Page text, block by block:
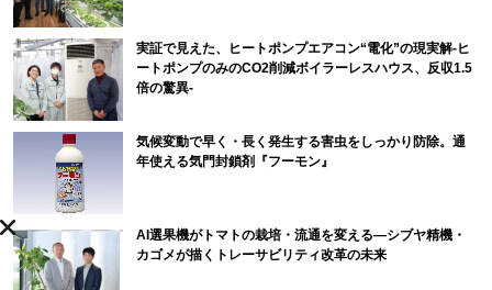
実証で見えた、ヒートポンプエアコン“電化”の現実解-ヒ
ートポンプのみのCO2削減ボイラーレスハウス、反収1.5
倍の驚異-
気候変動で早く・長く発生する害虫をしっかり防除。通
年使える気門封鎖剤『フーモン』
AI選果機がトマトの栽培・流通を変える―シブヤ精機・
カゴメが描くトレーサビリティ改革の未来